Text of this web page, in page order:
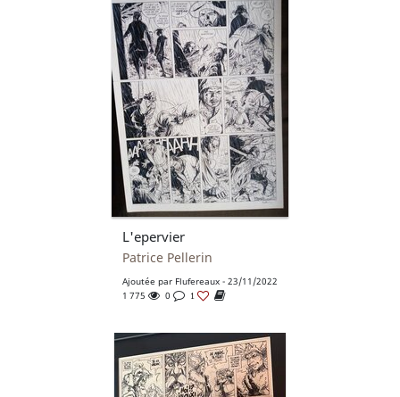
L'epervier
Patrice Pellerin
Ajoutée par Flufereaux - 23/11/2022
1 775
0 1